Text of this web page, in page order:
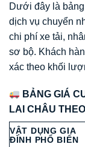
Dưới đây là
dịch vụ chuyển
chi phí xe tải,
sơ bộ. Khách
xác theo khối
BẢNG GIÁ
LAI CHÂU
VẬT DỤNG GIA
ĐÌNH PHỔ BIẾN